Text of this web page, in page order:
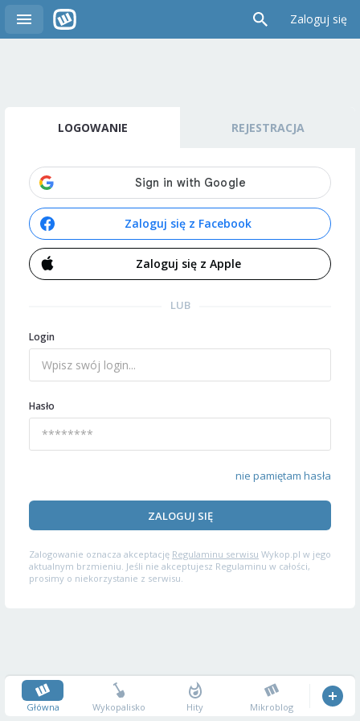
Zaloguj się
LOGOWANIE REJESTRACJA
Zaloguj się z Facebook
Zaloguj się z Apple
LUB
Login
Hasło
nie pamiętam hasła
ZALOGUJ SIĘ
Zalogowanie oznacza akceptację Regulaminu serwisu Wykop.pl w jego
aktualnym brzmieniu. Jeśli nie akceptujesz Regulaminu w całości,
prosimy o niekorzystanie z serwisu.
Główna Wykopalisko Hity Mikroblog